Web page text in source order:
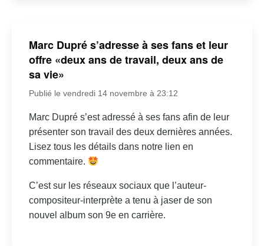
Marc Dupré s’adresse à ses fans et leur
offre «deux ans de travail, deux ans de
sa vie»
Publié le vendredi 14 novembre à 23:12
Marc Dupré s’est adressé à ses fans afin de leur
présenter son travail des deux dernières années.
Lisez tous les détails dans notre lien en
commentaire.
C’est sur les réseaux sociaux que l’auteur-
compositeur-interprète a tenu à jaser de son
nouvel album son 9e en carrière.